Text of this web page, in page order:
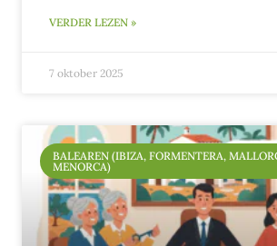
VERDER LEZEN »
7 oktober 2025
BALEAREN (IBIZA, FORMENTERA,
MENORCA)